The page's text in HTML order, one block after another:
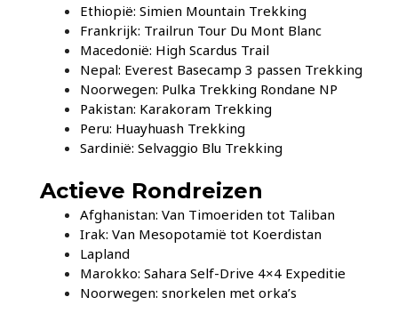
Ethiopië: Simien Mountain Trekking
Frankrijk: Trailrun Tour Du Mont Blanc
Macedonië: High Scardus Trail
Nepal: Everest Basecamp 3 passen Trekking
Noorwegen: Pulka Trekking Rondane NP
Pakistan: Karakoram Trekking
Peru: Huayhuash Trekking
Sardinië: Selvaggio Blu Trekking
Actieve Rondreizen
Afghanistan: Van Timoeriden tot Taliban
Irak: Van Mesopotamië tot Koerdistan
Lapland
Marokko: Sahara Self-Drive 4×4 Expeditie
Noorwegen: snorkelen met orka’s